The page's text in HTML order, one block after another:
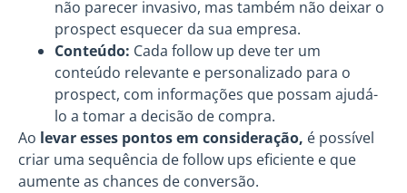
não parecer invasivo, mas também não deixar o
prospect esquecer da sua empresa.
Conteúdo: Cada follow up deve ter um
conteúdo relevante e personalizado para o
prospect, com informações que possam ajudá-
lo a tomar a decisão de compra.
Ao levar esses pontos em consideração, é possível
criar uma sequência de follow ups eficiente e que
aumente as chances de conversão.